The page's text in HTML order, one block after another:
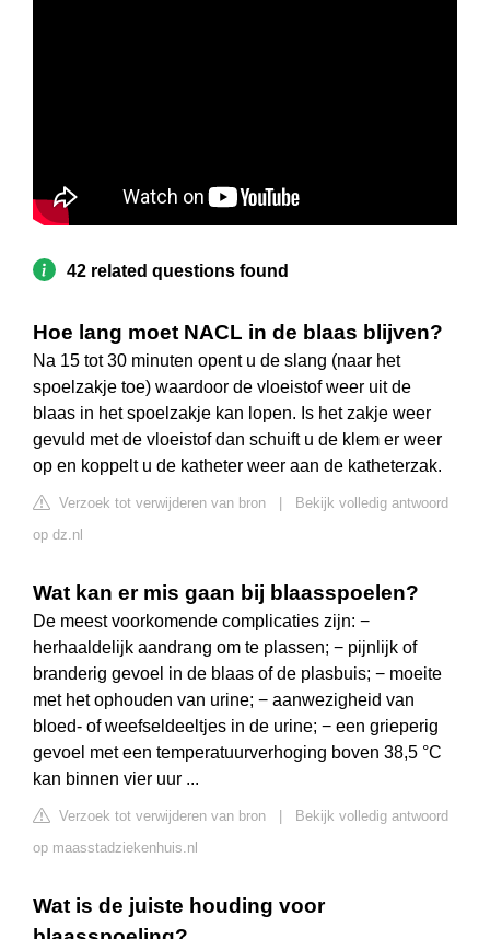
42 related questions found
Hoe lang moet NACL in de blaas blijven?
Na 15 tot 30 minuten opent u de slang (naar het
spoelzakje toe) waardoor de vloeistof weer uit de
blaas in het spoelzakje kan lopen. Is het zakje weer
gevuld met de vloeistof dan schuift u de klem er weer
op en koppelt u de katheter weer aan de katheterzak.
Verzoek tot verwijderen van bron
Bekijk volledig antwoord
op dz.nl
Wat kan er mis gaan bij blaasspoelen?
De meest voorkomende complicaties zijn: −
herhaaldelijk aandrang om te plassen; − pijnlijk of
branderig gevoel in de blaas of de plasbuis; − moeite
met het ophouden van urine; − aanwezigheid van
bloed- of weefseldeeltjes in de urine; − een grieperig
gevoel met een temperatuurverhoging boven 38,5 °C
kan binnen vier uur ...
Verzoek tot verwijderen van bron
Bekijk volledig antwoord
op maasstadziekenhuis.nl
Wat is de juiste houding voor